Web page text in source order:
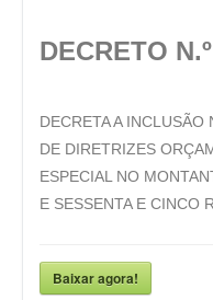
DECRETO
DECRETA A
DE DIRETRIZES
ESPECIAL NO
E SESSENTA E CINCO
Baixar agora!